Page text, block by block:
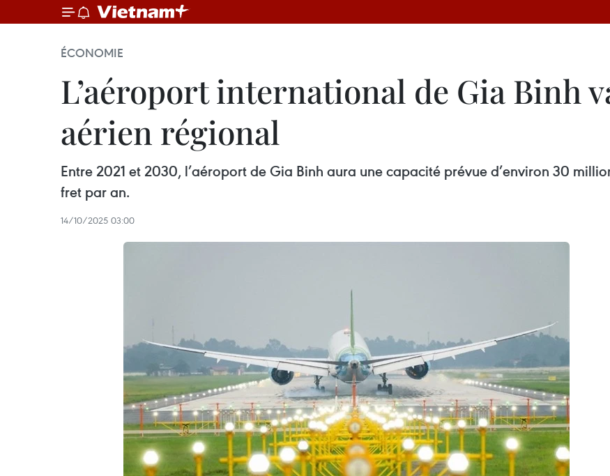
ÉCONOMIE
L’aéroport international de Gia Binh
aérien régional
Entre 2021 et 2030, l’aéroport de Gia Binh aura une capacité prévue d’environ 30
fret par an.
14/10/2025 03:00